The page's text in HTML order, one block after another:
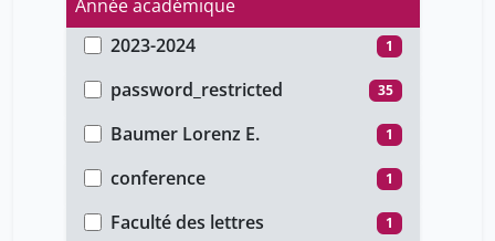
Année académique
2023-2024
1
2022-2023 26
8
1
Type d'accès
password_restricted
35
public 2
Auteur
Baumer Lorenz E.
1
Cox Sonja 1
Furrer Pascal 1
Type de document
conference
1
cours 36
Faculté
Faculté des lettres
1
Type de média